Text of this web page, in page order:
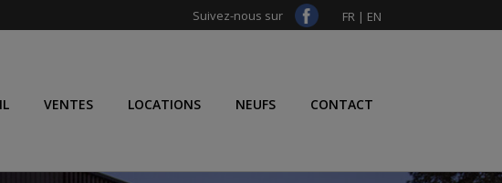
Suivez-nous sur FR | EN
VENTES LOCATIONS NEUFS CONTACT